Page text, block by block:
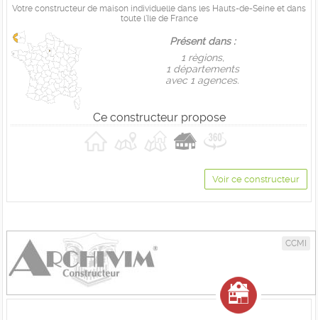
Votre constructeur de maison individuelle dans les Hauts-de-Seine et dans
toute l'Ile de France
Présent dans :
1 règions,
1 départements
avec 1 agences.
Ce constructeur propose
Voir ce constructeur
CCMI